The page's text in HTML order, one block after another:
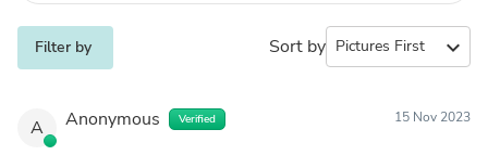
Filter by Sort by expand_more
A Anonymous Verified 15 Nov 2023